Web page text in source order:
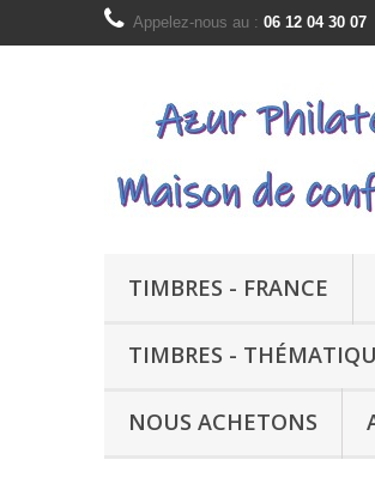
Appelez-nous au : 06 12 04 30 07
TIMBRES - FRANCE
TIMBRES -
NOUS ACHETONS